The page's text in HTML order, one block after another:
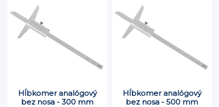
Hĺbkomer analógový
bez nosa - 300 mm
Hĺbkomer analógový
bez nosa - 500 mm